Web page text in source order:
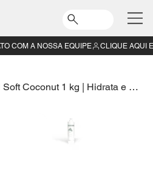
Máscara para Cavalo All Soft Coconut 1 kg | Hidrata e Desembaraça Crinas
COM A NOSSA EQUIPE